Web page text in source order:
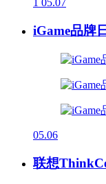
1 05.07
iGame品牌
05.06
联想